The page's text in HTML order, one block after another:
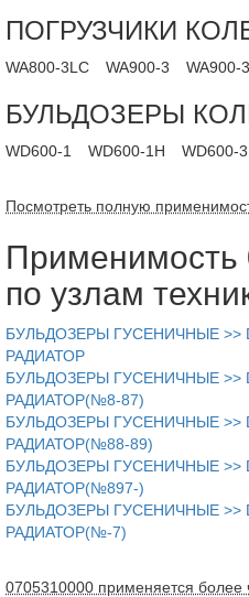
ПОГРУЗЧИКИ
WA800-3LC WA900-3 WA900-
БУЛЬДОЗЕРЫ
WD600-1 WD600-1H WD600-3
Посмотреть полную
Применимость
по узлам
БУЛЬДОЗЕРЫ ГУСЕНИЧНЫЕ >>
РАДИАТОР
БУЛЬДОЗЕРЫ ГУСЕНИЧНЫЕ >>
РАДИАТОР(№8-87)
БУЛЬДОЗЕРЫ ГУСЕНИЧНЫЕ >>
РАДИАТОР(№88-89)
БУЛЬДОЗЕРЫ ГУСЕНИЧНЫЕ >>
РАДИАТОР(№897-)
БУЛЬДОЗЕРЫ ГУСЕНИЧНЫЕ >>
РАДИАТОР(№-7)
0705310000 применяется более